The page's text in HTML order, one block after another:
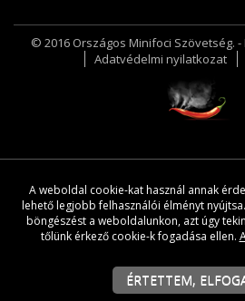
© 2016 Országos Minifoci Szövetség.
Adatvédelmi nyilatkozat
A weboldal cookie-kat használ annak
lehető legjobb felhasználói élményt
böngészést a weboldalunkon, azt úgy
tőlünk érkező cookie-k fogadása ellen.
ÉRTETTEM,